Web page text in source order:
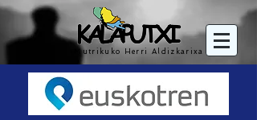
Mutrikuko Herri Aldizkarixa